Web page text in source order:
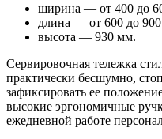
ширина — от 400 до
длина — от 600 до
высота — 930 мм.
Сервировочная тележка
практически бесшумно,
зафиксировать ее
высокие эргономичные
ежедневной работе